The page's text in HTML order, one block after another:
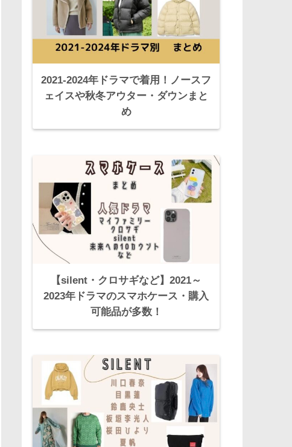
2021-2024年ドラマで着用！ノースフ
ェイスや秋冬アウター・ダウンまと
め
【silent・クロサギなど】2021～
2023年ドラマのスマホケース・購入
可能品が多数！